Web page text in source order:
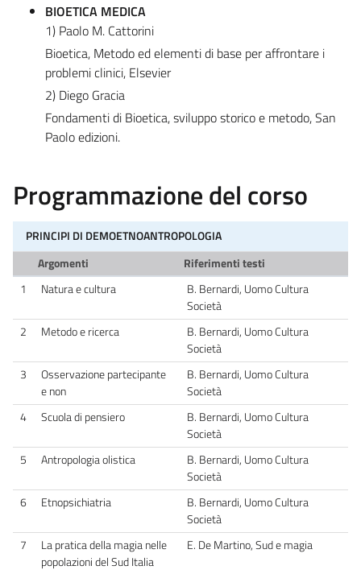
BIOETICA MEDICA
1) Paolo M. Cattorini
Bioetica, Metodo ed elementi di base per affrontare i
problemi clinici, Elsevier
2) Diego Gracia
Fondamenti di Bioetica, sviluppo storico e metodo, San
Paolo edizioni.
Programmazione del corso
PRINCIPI DI DEMOETNOANTROPOLOGIA
Argomenti
Riferimenti testi
1
Natura e cultura
B. Bernardi, Uomo Cultura
Società
2
Metodo e ricerca
B. Bernardi, Uomo Cultura
Società
3
Osservazione partecipante
e non
B. Bernardi, Uomo Cultura
Società
4
Scuola di pensiero
B. Bernardi, Uomo Cultura
Società
5
Antropologia olistica
B. Bernardi, Uomo Cultura
Società
6
Etnopsichiatria
B. Bernardi, Uomo Cultura
Società
7
La pratica della magia nelle
popolazioni del Sud Italia
E. De Martino, Sud e magia